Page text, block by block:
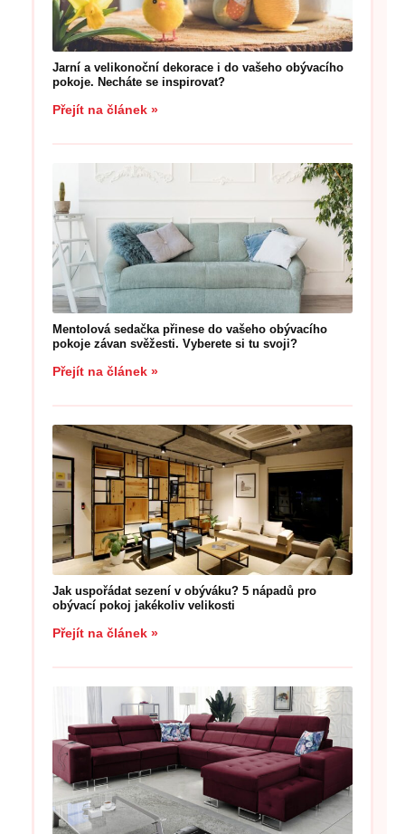
Jarní a velikonoční dekorace i do vašeho obývacího
pokoje. Necháte se inspirovat?
Přejít na článek »
Mentolová sedačka přinese do vašeho obývacího
pokoje závan svěžesti. Vyberete si tu svoji?
Přejít na článek »
Jak uspořádat sezení v obýváku? 5 nápadů pro
obývací pokoj jakékoliv velikosti
Přejít na článek »